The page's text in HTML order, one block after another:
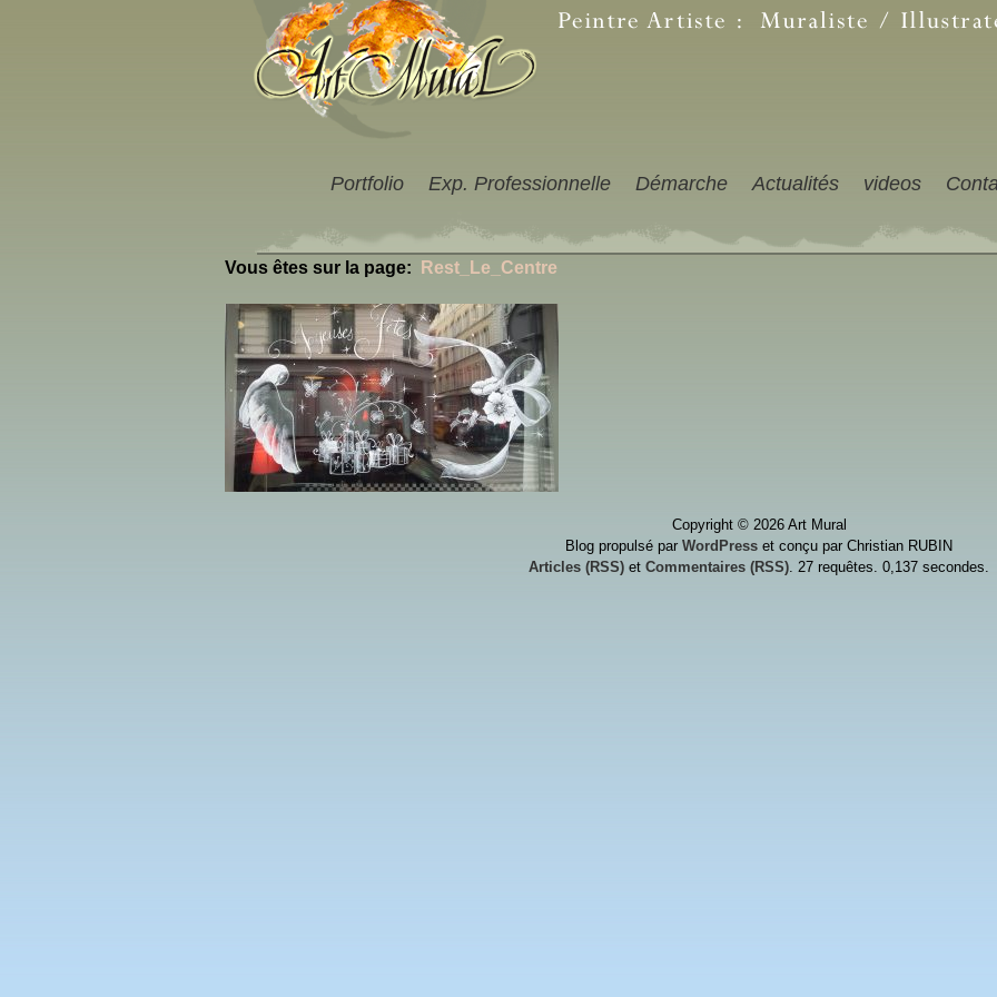
Portfolio Exp. Professionnelle Démarche Actualités videos
Vous êtes sur la page: Rest_Le_Centre
Copyright © 2026 Art Mural
Blog propulsé par WordPress et conçu par Christian RUBIN
Articles (RSS) et Commentaires (RSS). 27 requêtes. 0,137 secondes.